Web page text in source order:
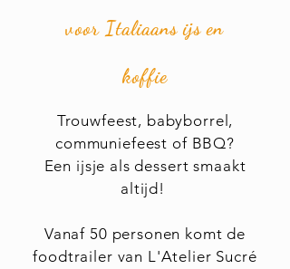
voor Italiaans ijs en
koffie
Trouwfeest, babyborrel,
communiefeest of BBQ?
Een ijsje als dessert smaakt
altijd!
Vanaf 50 personen komt de
foodtrailer van L'Atelier Sucré